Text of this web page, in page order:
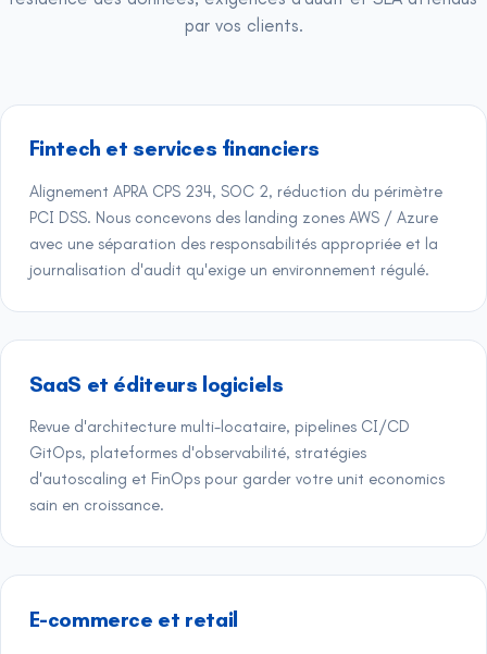
par vos clients.
Fintech et services financiers
Alignement APRA CPS 234, SOC 2, réduction du périmètre
PCI DSS. Nous concevons des landing zones AWS / Azure
avec une séparation des responsabilités appropriée et la
journalisation d'audit qu'exige un environnement régulé.
SaaS et éditeurs logiciels
Revue d'architecture multi-locataire, pipelines CI/CD
GitOps, plateformes d'observabilité, stratégies
d'autoscaling et FinOps pour garder votre unit economics
sain en croissance.
E-commerce et retail